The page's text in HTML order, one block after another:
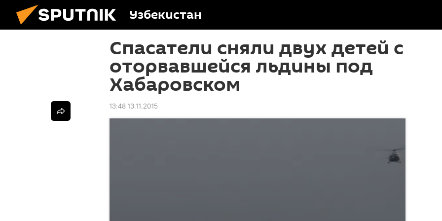
Узбекистан
Спасатели сняли двух детей с
оторвавшейся льдины под
Хабаровском
13:48 13.11.2015